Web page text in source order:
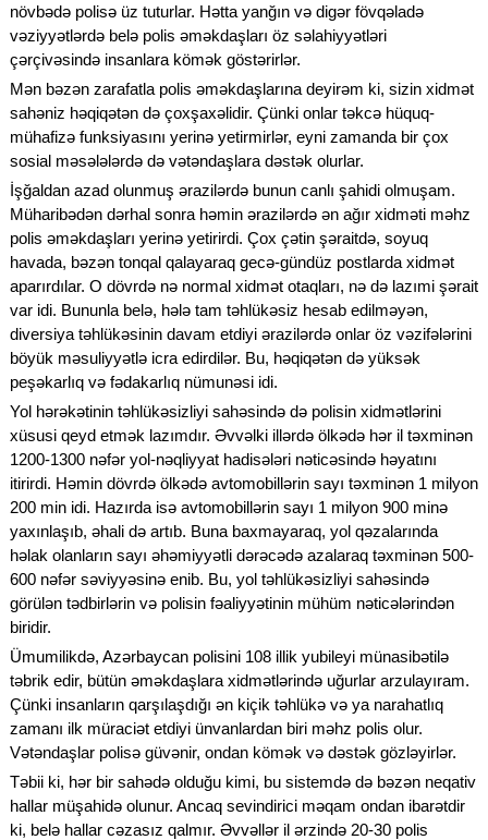
növbədə polisə üz tuturlar. Hətta yanğın və digər fövqəladə
vəziyyətlərdə belə polis əməkdaşları öz səlahiyyətləri
çərçivəsində insanlara kömək göstərirlər.
Mən bəzən zarafatla polis əməkdaşlarına deyirəm ki, sizin xidmət
sahəniz həqiqətən də çoxşaxəlidir. Çünki onlar təkcə hüquq-
mühafizə funksiyasını yerinə yetirmirlər, eyni zamanda bir çox
sosial məsələlərdə də vətəndaşlara dəstək olurlar.
İşğaldan azad olunmuş ərazilərdə bunun canlı şahidi olmuşam.
Müharibədən dərhal sonra həmin ərazilərdə ən ağır xidməti məhz
polis əməkdaşları yerinə yetirirdi. Çox çətin şəraitdə, soyuq
havada, bəzən tonqal qalayaraq gecə-gündüz postlarda xidmət
aparırdılar. O dövrdə nə normal xidmət otaqları, nə də lazımi şərait
var idi. Bununla belə, hələ tam təhlükəsiz hesab edilməyən,
diversiya təhlükəsinin davam etdiyi ərazilərdə onlar öz vəzifələrini
böyük məsuliyyətlə icra edirdilər. Bu, həqiqətən də yüksək
peşəkarlıq və fədakarlıq nümunəsi idi.
Yol hərəkətinin təhlükəsizliyi sahəsində də polisin xidmətlərini
xüsusi qeyd etmək lazımdır. Əvvəlki illərdə ölkədə hər il təxminən
1200-1300 nəfər yol-nəqliyyat hadisələri nəticəsində həyatını
itirirdi. Həmin dövrdə ölkədə avtomobillərin sayı təxminən 1 milyon
200 min idi. Hazırda isə avtomobillərin sayı 1 milyon 900 minə
yaxınlaşıb, əhali də artıb. Buna baxmayaraq, yol qəzalarında
həlak olanların sayı əhəmiyyətli dərəcədə azalaraq təxminən 500-
600 nəfər səviyyəsinə enib. Bu, yol təhlükəsizliyi sahəsində
görülən tədbirlərin və polisin fəaliyyətinin mühüm nəticələrindən
biridir.
Ümumilikdə, Azərbaycan polisini 108 illik yubileyi münasibətilə
təbrik edir, bütün əməkdaşlara xidmətlərində uğurlar arzulayıram.
Çünki insanların qarşılaşdığı ən kiçik təhlükə və ya narahatlıq
zamanı ilk müraciət etdiyi ünvanlardan biri məhz polis olur.
Vətəndaşlar polisə güvənir, ondan kömək və dəstək gözləyirlər.
Təbii ki, hər bir sahədə olduğu kimi, bu sistemdə də bəzən neqativ
hallar müşahidə olunur. Ancaq sevindirici məqam ondan ibarətdir
ki, belə hallar cəzasız qalmır. Əvvəllər il ərzində 20-30 polis